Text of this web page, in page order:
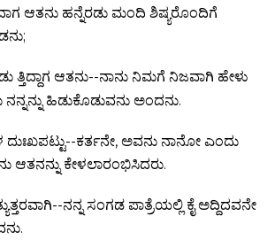
ಆತನು ಹನ್ನೆರಡು ಮಂದಿ ಶಿಷ್ಯರೊಂದಿಗೆ
ಆತನು--ನಾನು ನಿಮಗೆ ನಿಜವಾಗಿ ಹೇಳು
ನನ್ನನ್ನು ಹಿಡುಕೊಡುವನು ಅಂದನು.
ಕರ್ತನೇ, ಅವನು ನಾನೋ ಎಂದು
ಆತನನ್ನು ಕೇಳಲಾರಂಭಿಸಿದರು.
ನನ್ನ ಸಂಗಡ ಪಾತ್ರೆಯಲ್ಲಿ ಕೈ ಅದ್ದಿದವನೇ